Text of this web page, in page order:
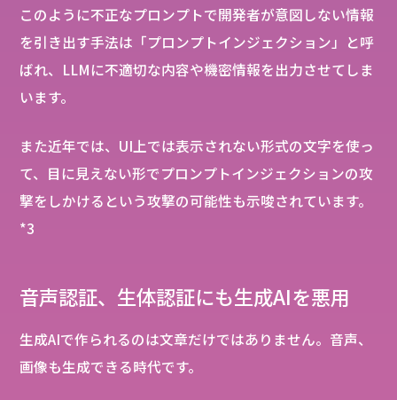
このように不正なプロンプトで開発者が意図しない情報
を引き出す手法は「プロンプトインジェクション」と呼
ばれ、LLMに不適切な内容や機密情報を出力させてしま
います。
また近年では、UI上では表示されない形式の文字を使っ
て、目に見えない形でプロンプトインジェクションの攻
撃をしかけるという攻撃の可能性も示唆されています。
*3
音声認証、生体認証にも生成AIを悪用
生成AIで作られるのは文章だけではありません。音声、
画像も生成できる時代です。